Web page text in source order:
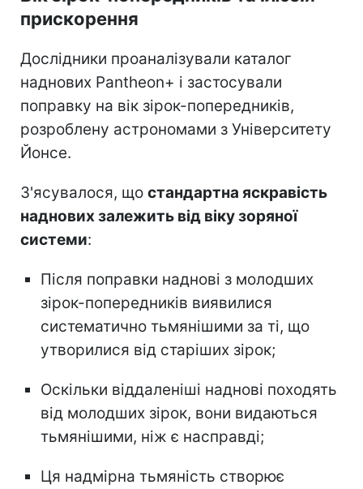
прискорення
Дослідники проаналізували каталог
наднових Pantheon+ і застосували
поправку на вік зірок-попередників,
розроблену астрономами з Університету
Йонсе.
З'ясувалося, що стандартна яскравість
наднових залежить від віку зоряної
системи:
Після поправки наднові з молодших
зірок-попередників виявилися
систематично тьмянішими за ті, що
утворилися від старіших зірок;
Оскільки віддаленіші наднові походять
від молодших зірок, вони видаються
тьмянішими, ніж є насправді;
Ця надмірна тьмяність створює